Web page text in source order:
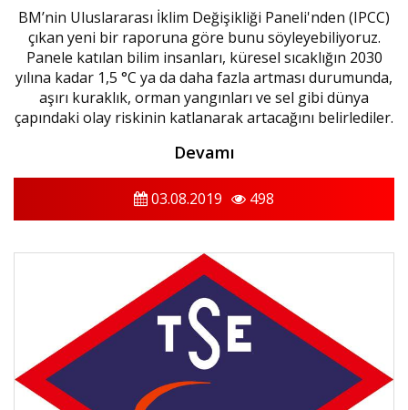
BM’nin Uluslararası İklim Değişikliği Paneli'nden (IPCC)
çıkan yeni bir raporuna göre bunu söyleyebiliyoruz.
Panele katılan bilim insanları, küresel sıcaklığın 2030
yılına kadar 1,5 °C ya da daha fazla artması durumunda,
aşırı kuraklık, orman yangınları ve sel gibi dünya
çapındaki olay riskinin katlanarak artacağını belirlediler.
Devamı
03.08.2019 498